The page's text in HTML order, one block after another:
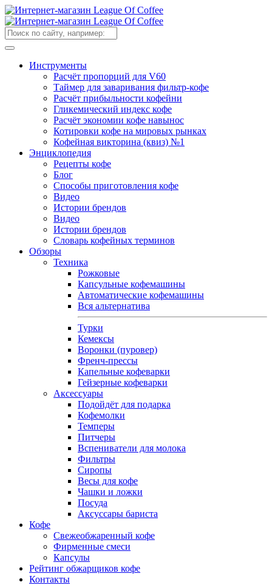
Инструменты
Расчёт пропорций для V60
Таймер для заваривания фильтр-кофе
Расчёт прибыльности кофейни
Гликемический индекс кофе
Расчёт экономии кофе навынос
Котировки кофе на мировых рынках
Кофейная викторина (квиз) №1
Энциклопедия
Рецепты кофе
Блог
Способы приготовления кофе
Видео
Истории брендов
Видео
Истории брендов
Словарь кофейных терминов
Обзоры
Техника
Рожковые
Капсульные кофемашины
Автоматические кофемашины
Вся альтернатива
Турки
Кемексы
Воронки (пуровер)
Френч-прессы
Капельные кофеварки
Гейзерные кофеварки
Аксессуары
Подойдёт для подарка
Кофемолки
Темперы
Питчеры
Вспениватели для молока
Фильтры
Сиропы
Весы для кофе
Чашки и ложки
Посуда
Аксуссары бариста
Кофе
Свежеобжаренный кофе
Фирменные смеси
Капсулы
Рейтинг обжарщиков кофе
Контакты